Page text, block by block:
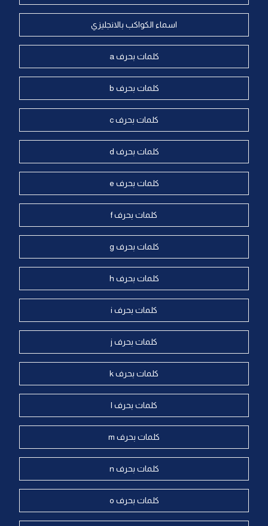
اسماء الكواكب بالانجليزي
كلمات بحرف a
كلمات بحرف b
كلمات بحرف c
كلمات بحرف d
كلمات بحرف e
كلمات بحرف f
كلمات بحرف g
كلمات بحرف h
كلمات بحرف i
كلمات بحرف j
كلمات بحرف k
كلمات بحرف l
كلمات بحرف m
كلمات بحرف n
كلمات بحرف o